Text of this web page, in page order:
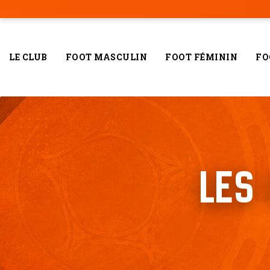
LE CLUB FOOT MASCULIN FOOT FÉMININ
LES